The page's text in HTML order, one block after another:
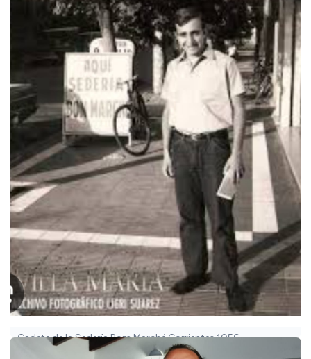
Cadete de la Sedería Bom Marché Corrientes 1056.